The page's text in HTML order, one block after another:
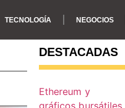
TECNOLOGÍA NEGOCIOS
DESTACADAS